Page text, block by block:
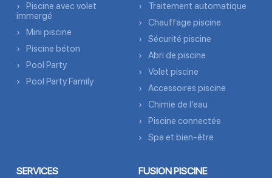
Piscine avec volet
immergé
Mini piscine
Piscine béton
Pool Party
Pool Party Family
Traitement automatique
Chauffage piscine
Sécurité piscine
Abri de piscine
Volet piscine
Accessoires piscine
Chimie de l’eau
Piscine connectée
Spa et bien-être
SERVICES FUSION PISCINE